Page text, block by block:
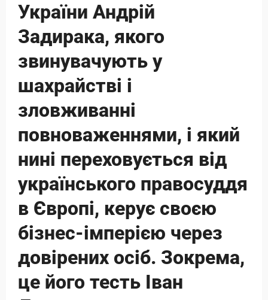
України Андрій
Задирака, якого
звинувачують у
шахрайстві і
зловживанні
повноваженнями, і який
нині переховується від
українського правосуддя
в Європі, керує своєю
бізнес-імперією через
довірених осіб. Зокрема,
це його тесть Іван